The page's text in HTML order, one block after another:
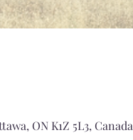
ON K1Z 5L3, Canada